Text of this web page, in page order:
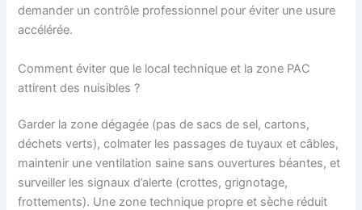
demander un contrôle professionnel pour éviter une usure
accélérée.
Comment éviter que le local technique et la zone PAC
attirent des nuisibles ?
Garder la zone dégagée (pas de sacs de sel, cartons,
déchets verts), colmater les passages de tuyaux et câbles,
maintenir une ventilation saine sans ouvertures béantes, et
surveiller les signaux d’alerte (crottes, grignotage,
frottements). Une zone technique propre et sèche réduit